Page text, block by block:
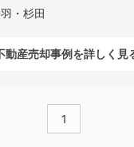
・杉田
動産売却事例を詳しく見
1